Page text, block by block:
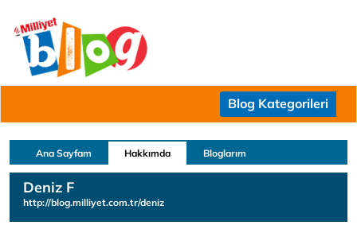
Blog Kategorileri
Ana Sayfam Hakkımda Bloglarım
Deniz F
http://blog.milliyet.com.tr/deniz